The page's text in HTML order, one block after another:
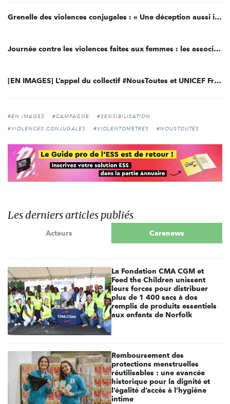
Grenelle des violences conjugales : « Une déception aussi immense que les attentes » pour les associations
Journée contre les violences faites aux femmes : les associations mobilisées malgré le confinement
[EN IMAGES] L’appel du collectif #NousToutes et UNICEF France pour protéger les enfants victimes de violences intrafamiliales
#EN IMAGES #CAMPAGNE
#SENSIBILISATION
#VIOLENCES CONJUGALES
#VIOLENTOMÈTRES #NOUSTOUTES
Les derniers articles publiés
Acteurs Carenews
La Fondation CMA CGM et
Feed the Children unissent
leurs forces pour distribuer
plus de 1 400 sacs à dos
remplis de produits essentiels
aux enfants de Norfolk
Remboursement des
protections menstruelles
réutilisables : une avancée
historique pour la dignité et
l’égalité d’accès à l’hygiène
intime